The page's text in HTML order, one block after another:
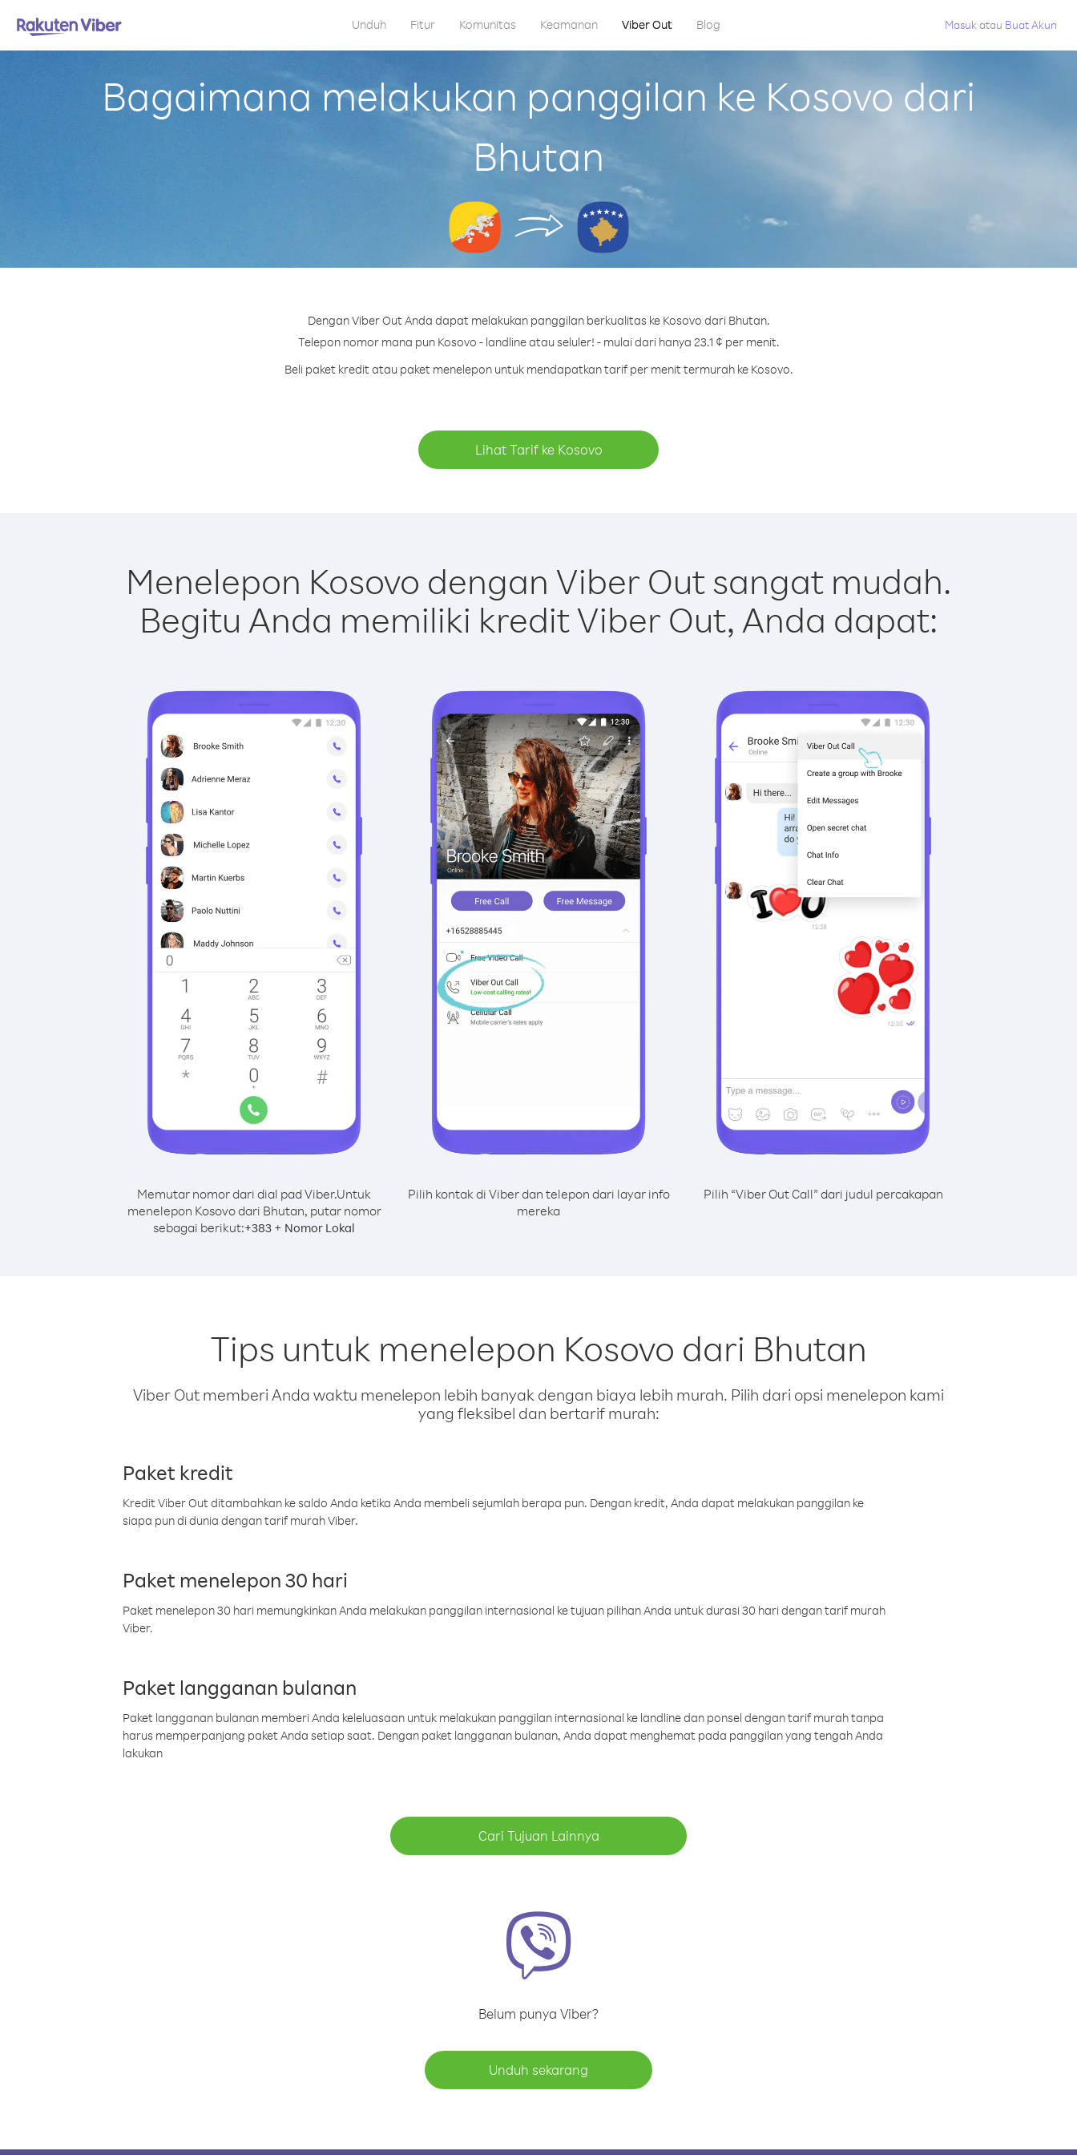
Unduh Fitur Komunitas Keamanan Viber Out Blog Masuk atau Buat Akun
Bagaimana melakukan panggilan ke Kosovo dari
Bhutan
Dengan Viber Out Anda dapat melakukan panggilan berkualitas ke Kosovo dari Bhutan.
Telepon nomor mana pun Kosovo - landline atau seluler! - mulai dari hanya 23.1 ¢ per menit.
Beli paket kredit atau paket menelepon untuk mendapatkan tarif per menit termurah ke Kosovo.
Lihat Tarif ke Kosovo
Menelepon Kosovo dengan Viber Out sangat mudah.
Begitu Anda memiliki kredit Viber Out, Anda dapat:
Memutar nomor dari dial pad Viber.Untuk
menelepon Kosovo dari Bhutan, putar nomor
sebagai berikut:+383 + Nomor Lokal
Pilih kontak di Viber dan telepon dari layar info
mereka
Pilih “Viber Out Call” dari judul percakapan
Tips untuk menelepon Kosovo dari Bhutan
Viber Out memberi Anda waktu menelepon lebih banyak dengan biaya lebih murah. Pilih dari opsi menelepon kami
yang fleksibel dan bertarif murah:
Paket kredit
Kredit Viber Out ditambahkan ke saldo Anda ketika Anda membeli sejumlah berapa pun. Dengan kredit, Anda dapat melakukan panggilan ke
siapa pun di dunia dengan tarif murah Viber.
Paket menelepon 30 hari
Paket menelepon 30 hari memungkinkan Anda melakukan panggilan internasional ke tujuan pilihan Anda untuk durasi 30 hari dengan tarif murah
Viber.
Paket langganan bulanan
Paket langganan bulanan memberi Anda keleluasaan untuk melakukan panggilan internasional ke landline dan ponsel dengan tarif murah tanpa
harus memperpanjang paket Anda setiap saat. Dengan paket langganan bulanan, Anda dapat menghemat pada panggilan yang tengah Anda
lakukan
Cari Tujuan Lainnya
Belum punya Viber?
Unduh sekarang